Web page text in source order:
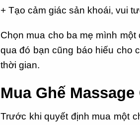
+ Tạo cảm giác sản khoái, vui
Chọn mua cho ba mẹ mình
qua đó bạn cũng báo hiếu cho
thời gian.
Mua Ghế
Trước khi quyết định mua một